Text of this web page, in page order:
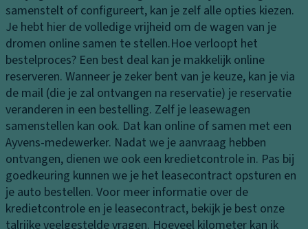
K
o
pl
a
m
p
e
n
K
o
pl
a
m
e
c
o
n
tr
ol
E
xt
ra
v
er
li
c
a
d
ru
i
m
t
e
A
a
n
d
rij
vi
samenstelt of configureert, kan je zelf alle opties kiezen.
Je hebt hier de volledige vrijheid om de wagen van je
dromen online samen te stellen.Hoe verloopt het
bestelproces? Een best deal kan je makkelijk online
reserveren. Wanneer je zeker bent van je keuze, kan je via
de mail (die je zal ontvangen na reservatie) je reservatie
veranderen in een bestelling. Zelf je leasewagen
samenstellen kan ook. Dat kan online of samen met een
Ayvens-medewerker. Nadat we je aanvraag hebben
ontvangen, dienen we ook een kredietcontrole in. Pas bij
goedkeuring kunnen we je het leasecontract opsturen en
je auto bestellen. Voor meer informatie over de
kredietcontrole en je leasecontract, bekijk je best onze
talrijke veelgestelde vragen. Hoeveel kilometer kan ik